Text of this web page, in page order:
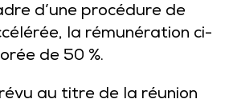
d’une procédure de
la rémunération ci-
de 50 %.
au titre de la réunion